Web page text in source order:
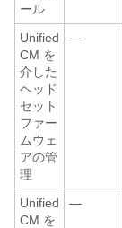
ール
Unified
CM を
介した
ヘッド
セット
ファー
ムウェ
アの管
理
—
Unified
CM を
—